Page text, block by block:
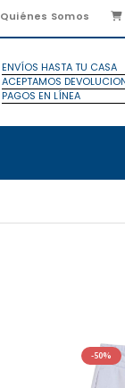
Quiénes Somos
ENVÍOS HASTA TU CASA
ACEPTAMOS
PAGOS EN LÍNEA
-50%